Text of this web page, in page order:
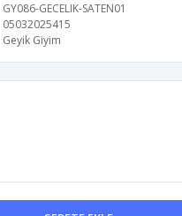
GY086-GECELIK-SATEN01
05032025415
Geyik Giyim